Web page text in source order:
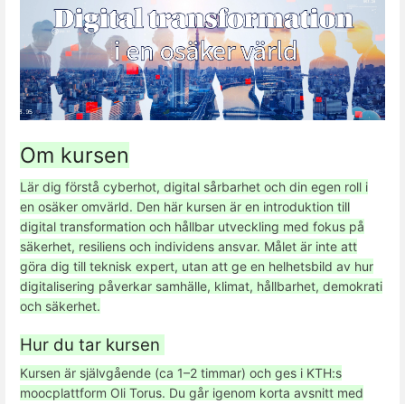
Om kursen
Lär dig förstå cyberhot, digital sårbarhet och din egen roll i
en osäker omvärld. Den här kursen är en introduktion till
digital transformation och hållbar utveckling med fokus på
säkerhet, resiliens och individens ansvar. Målet är inte att
göra dig till teknisk expert, utan att ge en helhetsbild av hur
digitalisering påverkar samhälle, klimat, hållbarhet, demokrati
och säkerhet.
Hur du tar kursen
Kursen är självgående (ca 1–2 timmar) och ges i KTH:s
moocplattform Oli Torus. Du går igenom korta avsnitt med